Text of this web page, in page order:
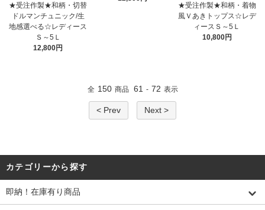
★受注作製★和柄・切替
ドルマンチュニック/生
地感選べる☆レディース
Ｓ～5Ｌ
12,800円
★受注作製★和柄・着物
風Ｖあきトップス☆レデ
ィースＳ～5Ｌ
10,800円
全 150 商品 61 - 72 表示
< Prev Next >
カテゴリーから探す
即納！在庫有り商品